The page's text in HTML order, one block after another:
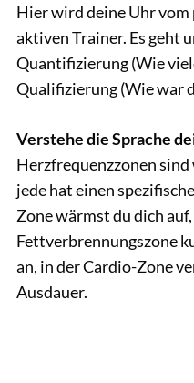
Hier wird deine Uhr vom
aktiven Trainer. Es geht
Quantifizierung (Wie
Qualifizierung (Wie war
Verstehe die Sprache
Herzfrequenzzonen sind
jede hat einen
Zone wärmst du dich
Fettverbrennungszone
an, in der Cardio-Zone
Ausdauer.